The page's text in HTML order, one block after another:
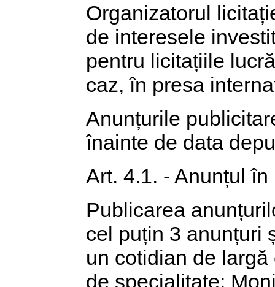
Organizatorul
de interesele
pentru licitațiile
caz, în presa
Anunțurile
înainte de data
Art. 4.1. - Anunțul
Publicarea
cel puțin 3 anunțuri
un cotidian de
de specialitate: